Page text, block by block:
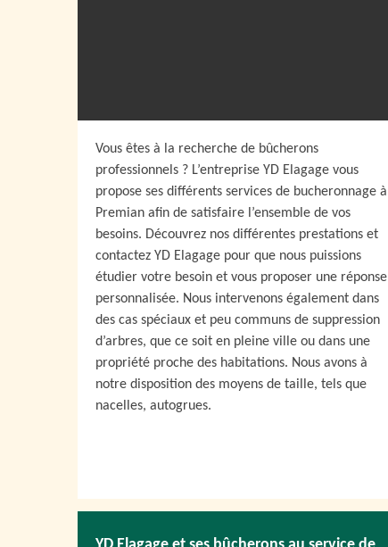
Vous êtes à la recherche de bûcherons
professionnels ? L’entreprise YD Elagage vous
propose ses différents services de bucheronnage à
Premian afin de satisfaire l’ensemble de vos
besoins. Découvrez nos différentes prestations et
contactez YD Elagage pour que nous puissions
étudier votre besoin et vous proposer une réponse
personnalisée. Nous intervenons également dans
des cas spéciaux et peu communs de suppression
d’arbres, que ce soit en pleine ville ou dans une
propriété proche des habitations. Nous avons à
notre disposition des moyens de taille, tels que
nacelles, autogrues.